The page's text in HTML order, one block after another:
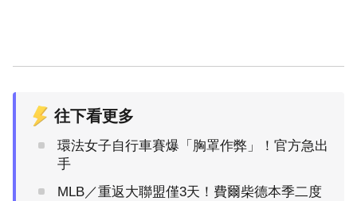
往下看更多
環法女子自行車賽爆「胸罩作弊」！官方急出
手
MLB／重返大聯盟僅3天！費爾柴德本季二度